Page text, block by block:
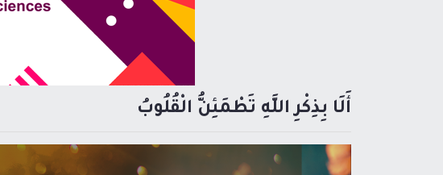
أَلَا بِذِكْرِ اللَّهِ تَطْمَئِنُّ الْقُلُوبُ